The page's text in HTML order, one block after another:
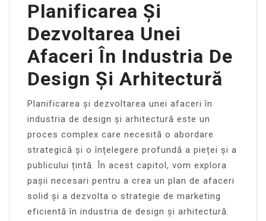
Planificarea Și
Dezvoltarea Unei
Afaceri În Industria De
Design Și Arhitectură
Planificarea și dezvoltarea unei afaceri în
industria de design și arhitectură este un
proces complex care necesită o abordare
strategică și o înțelegere profundă a pieței și a
publicului țintă. În acest capitol, vom explora
pașii necesari pentru a crea un plan de afaceri
solid și a dezvolta o strategie de marketing
eficientă în industria de design și arhitectură.